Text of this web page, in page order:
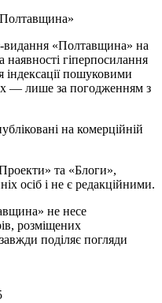
видання «Полтавщина» на
наявності гіперпосилання
індексації пошуковими
— лише за погодженням з
на комерційній
та «Блоги»,
осіб і не є редакційними.
не несе
розміщених
поділяє погляди